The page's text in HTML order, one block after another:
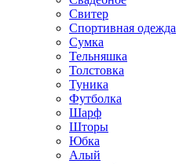
Свитер
Спортивная одежда
Сумка
Тельняшка
Толстовка
Туника
Футболка
Шарф
Шторы
Юбка
Алый